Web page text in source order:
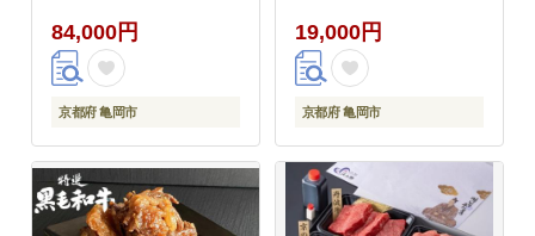
ゃぶ すき焼き サイコロ
ステーキ 焼肉 ステーキ
切り落とし スライス 牛
肉 和牛 冷凍 丹波産 A5
定期便
84,000円
京都府 亀岡市
老舗 厳選 京都府産 人
気 おすすめ グルメ 国
産牛
19,000円
京都府 亀岡市